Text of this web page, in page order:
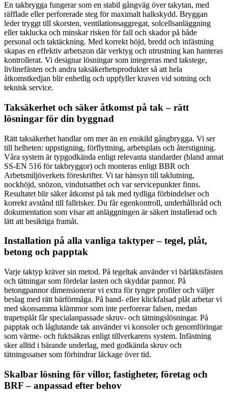
En takbrygga fungerar som en stabil gångväg över takytan, med
räfflade eller perforerade steg för maximalt halkskydd. Bryggan
leder tryggt till skorsten, ventilationsaggregat, solcellsanläggning
eller taklucka och minskar risken för fall och skador på både
personal och taktäckning. Med korrekt höjd, bredd och infästning
skapas en effektiv arbetszon där verktyg och utrustning kan hanteras
kontrollerat. Vi designar lösningar som integreras med takstege,
livlinefästen och andra taksäkerhetsprodukter så att hela
åtkomstkedjan blir enhetlig och uppfyller kraven vid sotning och
teknisk service.
Taksäkerhet och säker åtkomst på tak – rätt
lösningar för din byggnad
Rätt taksäkerhet handlar om mer än en enskild gångbrygga. Vi ser
till helheten: uppstigning, förflyttning, arbetsplats och återstigning.
Våra system är typgodkända enligt relevanta standarder (bland annat
SS-EN 516 för takbryggor) och monteras enligt BBR och
Arbetsmiljöverkets föreskrifter. Vi tar hänsyn till taklutning,
nockhöjd, snözon, vindutsatthet och var servicepunkter finns.
Resultatet blir säker åtkomst på tak med tydliga förbindelser och
korrekt avstånd till fallrisker. Du får egenkontroll, underhållsråd och
dokumentation som visar att anläggningen är säkert installerad och
lätt att besiktiga framåt.
Installation på alla vanliga taktyper – tegel, plåt,
betong och papptak
Varje taktyp kräver sin metod. På tegeltak använder vi bärläktsfästen
och tätningar som fördelar lasten och skyddar pannor. På
betongpannor dimensionerar vi extra för tyngre profiler och väljer
beslag med rätt bärförmåga. På band- eller klickfalsad plåt arbetar vi
med skonsamma klämmor som inte perforerar falsen, medan
trapetsplåt får specialanpassade skruv- och tätningslösningar. På
papptak och låglutande tak använder vi konsoler och genomföringar
som värme- och fuktsäkras enligt tillverkarens system. Infästning
sker alltid i bärande underlag, med godkända skruv och
tätningssatser som förhindrar läckage över tid.
Skalbar lösning för villor, fastigheter, företag och
BRF – anpassad efter behov